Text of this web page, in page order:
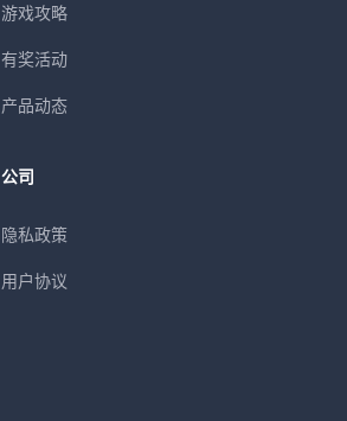
游戏攻略
有奖活动
产品动态
公司
隐私政策
用户协议